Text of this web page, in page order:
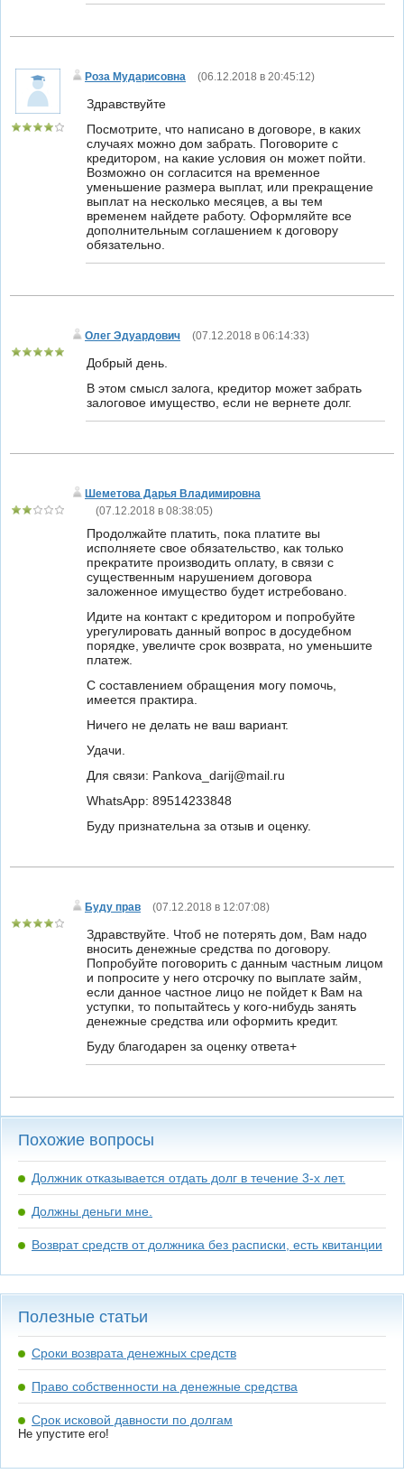
Роза Мударисовна (06.12.2018 в 20:45:12)
Здравствуйте
Посмотрите, что написано в договоре, в каких
случаях можно дом забрать. Поговорите с
кредитором, на какие условия он может пойти.
Возможно он согласится на временное
уменьшение размера выплат, или прекращение
выплат на несколько месяцев, а вы тем
временем найдете работу. Оформляйте все
дополнительным соглашением к договору
обязательно.
Олег Эдуардович (07.12.2018 в 06:14:33)
Добрый день.
В этом смысл залога, кредитор может забрать
залоговое имущество, если не вернете долг.
Шеметова Дарья Владимировна
(07.12.2018 в 08:38:05)
Продолжайте платить, пока платите вы
исполняете свое обязательство, как только
прекратите производить оплату, в связи с
существенным нарушением договора
заложенное имущество будет истребовано.
Идите на контакт с кредитором и попробуйте
урегулировать данный вопрос в досудебном
порядке, увеличте срок возврата, но уменьшите
платеж.
С составлением обращения могу помочь,
имеется практира.
Ничего не делать не ваш вариант.
Удачи.
Для связи: Pankova_darij@mail.ru
WhatsApp: 89514233848
Буду признательна за отзыв и оценку.
Буду прав (07.12.2018 в 12:07:08)
Здравствуйте. Чтоб не потерять дом, Вам надо
вносить денежные средства по договору.
Попробуйте поговорить с данным частным лицом
и попросите у него отсрочку по выплате займ,
если данное частное лицо не пойдет к Вам на
уступки, то попытайтесь у кого-нибудь занять
денежные средства или оформить кредит.
Буду благодарен за оценку ответа+
Похожие вопросы
Должник отказывается отдать долг в течение 3-х лет.
Должны деньги мне.
Возврат средств от должника без расписки, есть квитанции
Полезные статьи
Сроки возврата денежных средств
Право собственности на денежные средства
Срок исковой давности по долгам
Не упустите его!